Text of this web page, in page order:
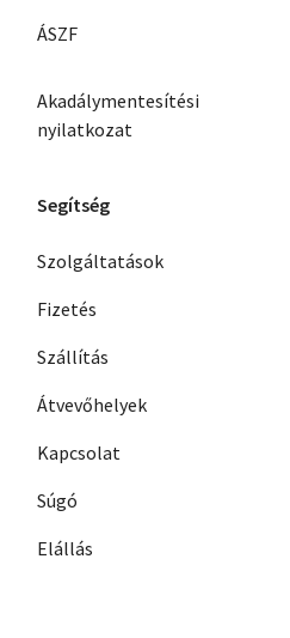
ÁSZF
Akadálymentesítési
nyilatkozat
Segítség
Szolgáltatások
Fizetés
Szállítás
Átvevőhelyek
Kapcsolat
Súgó
Elállás